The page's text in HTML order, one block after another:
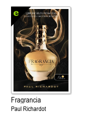
Fragrancia
Paul Richardot